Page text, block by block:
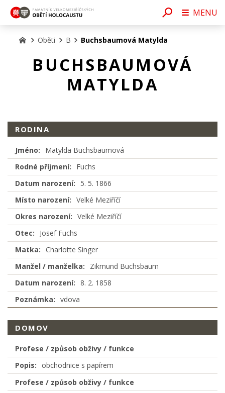
Oběti B Buchsbaumová Matylda
BUCHSBAUMOVÁ
MATYLDA
RODINA
Jméno:
Matylda Buchsbaumová
Rodné příjmení:
Fuchs
Datum narození:
5. 5. 1866
Místo narození: Velké Meziříčí
Okres narození: Velké Meziříčí
Otec:
Josef Fuchs
Matka: Charlotte Singer
Manžel / manželka:
Zikmund Buchsbaum
Datum narození: 8. 2. 1858
Poznámka: vdova
DOMOV
Profese / způsob obživy / funkce
Popis:
obchodnice s papírem
Profese / způsob obživy / funkce
MENU